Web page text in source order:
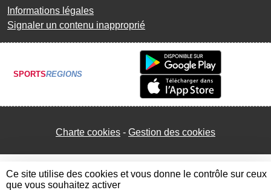
Informations légales
Signaler un contenu inapproprié
SPORTSREGIONS
Charte cookies Gestion des cookies
Ce site utilise des cookies et vous donne le contrôle sur ceux
que vous souhaitez activer